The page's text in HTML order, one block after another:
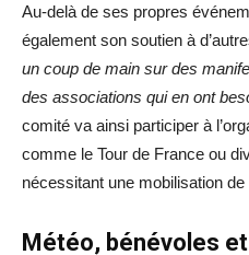
Au-delà de ses propres
également son soutien à
un coup de main sur des
des associations qui en ont
comité va ainsi participer à
comme le Tour de France ou
nécessitant une mobilisation de
Météo, bénévoles